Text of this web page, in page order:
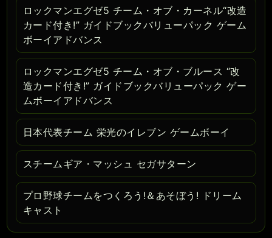
ロックマンエグゼ5 チーム・オブ・カーネル“改造
カード付き!” ガイドブックバリューパック ゲーム
ボーイアドバンス
ロックマンエグゼ5 チーム・オブ・ブルース “改
造カード付き!” ガイドブックバリューパック ゲー
ムボーイアドバンス
日本代表チーム 栄光のイレブン ゲームボーイ
スチームギア・マッシュ セガサターン
プロ野球チームをつくろう!＆あそぼう! ドリーム
キャスト